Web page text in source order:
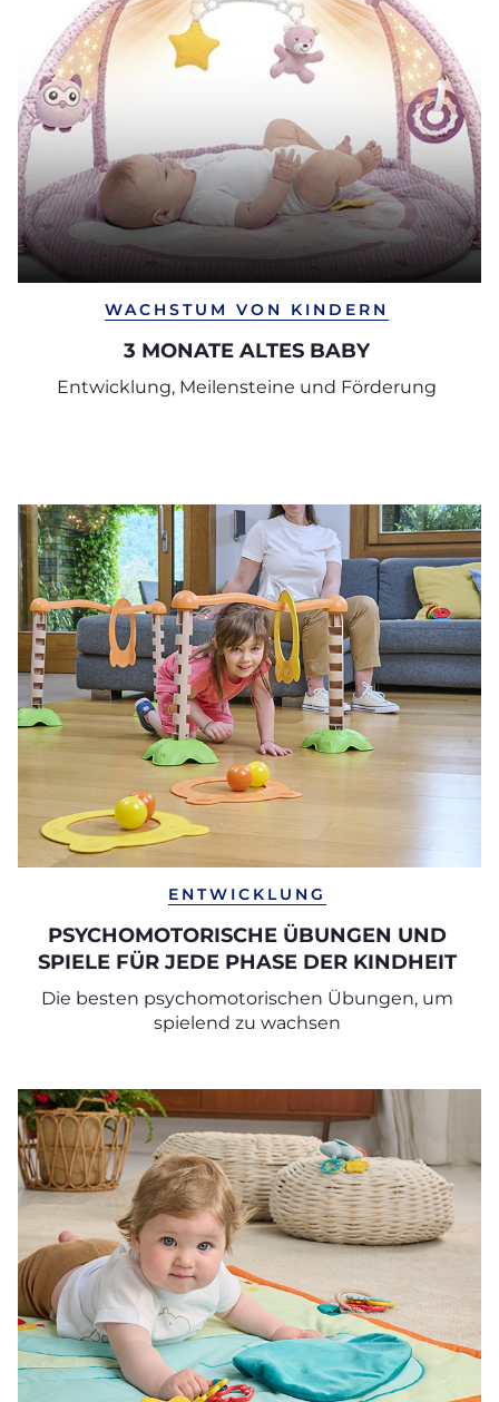
WACHSTUM VON KINDERN
3 MONATE ALTES BABY
Entwicklung, Meilensteine und Förderung
ENTWICKLUNG
PSYCHOMOTORISCHE ÜBUNGEN UND
SPIELE FÜR JEDE PHASE DER KINDHEIT
Die besten psychomotorischen Übungen, um
spielend zu wachsen